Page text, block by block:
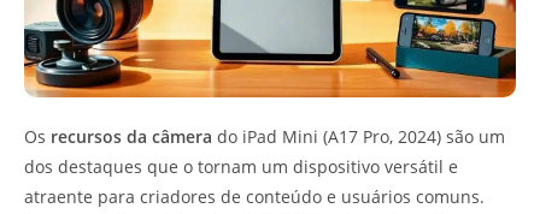
Os recursos da câmera do iPad Mini (A17 Pro, 2024) são um
dos destaques que o tornam um dispositivo versátil e
atraente para criadores de conteúdo e usuários comuns.